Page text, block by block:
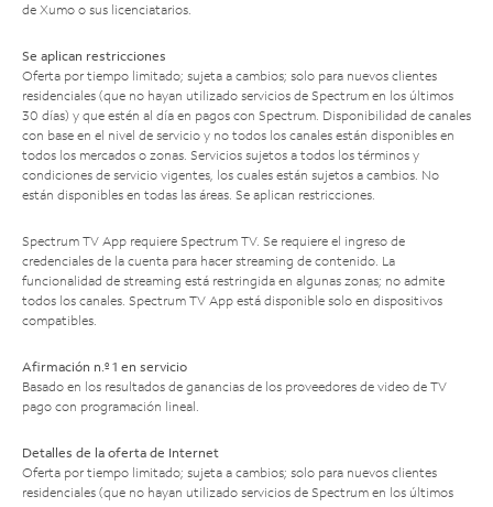
de Xumo o sus licenciatarios.
Se aplican restricciones
Oferta por tiempo limitado; sujeta a cambios; solo para nuevos clientes
residenciales (que no hayan utilizado servicios de Spectrum en los últimos
30 días) y que estén al día en pagos con Spectrum. Disponibilidad de canales
con base en el nivel de servicio y no todos los canales están disponibles en
todos los mercados o zonas. Servicios sujetos a todos los términos y
condiciones de servicio vigentes, los cuales están sujetos a cambios. No
están disponibles en todas las áreas. Se aplican restricciones.
Spectrum TV App requiere Spectrum TV. Se requiere el ingreso de
credenciales de la cuenta para hacer streaming de contenido. La
funcionalidad de streaming está restringida en algunas zonas; no admite
todos los canales. Spectrum TV App está disponible solo en dispositivos
compatibles.
Afirmación n.º 1 en servicio
Basado en los resultados de ganancias de los proveedores de video de TV
pago con programación lineal.
Detalles de la oferta de Internet
Oferta por tiempo limitado; sujeta a cambios; solo para nuevos clientes
residenciales (que no hayan utilizado servicios de Spectrum en los últimos